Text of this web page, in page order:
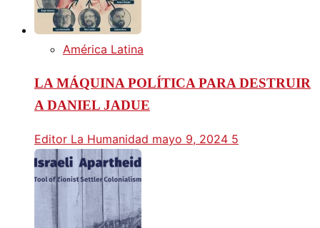
América Latina
LA MÁQUINA POLÍTICA PARA DESTRUIR
A DANIEL JADUE
Editor La Humanidad mayo 9, 2024 5